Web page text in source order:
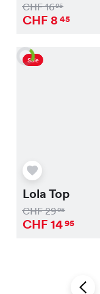
CHF1695
CHF 8 45
Sale
Lola Top
CHF2995
CHF1495